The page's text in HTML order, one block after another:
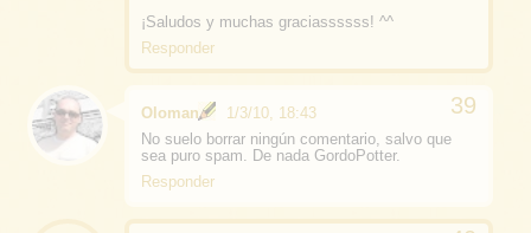
¡Saludos y muchas graciassssss! ^^
Responder
Oloman
1/3/10, 18:43
No suelo borrar ningún comentario, salvo que
sea puro spam. De nada GordoPotter.
Responder